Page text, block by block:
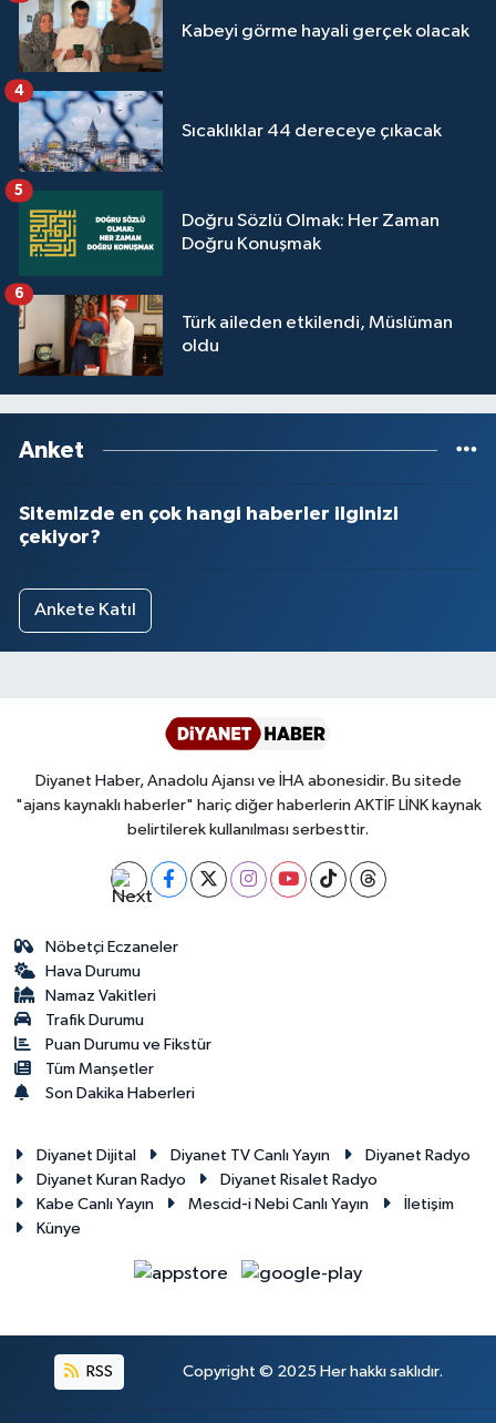
Kabeyi görme hayali gerçek olacak
Sıcaklıklar 44 dereceye çıkacak
4
Doğru Sözlü Olmak: Her Zaman
Doğru Konuşmak
5
Türk aileden etkilendi, Müslüman
oldu
6
Anket
Sitemizde en çok hangi haberler ilginizi
çekiyor?
Ankete Katıl
Diyanet Haber, Anadolu Ajansı ve İHA abonesidir. Bu sitede
"ajans kaynaklı haberler" hariç diğer haberlerin AKTİF LİNK kaynak
belirtilerek kullanılması serbesttir.
Nöbetçi Eczaneler
Hava Durumu
Namaz Vakitleri
Trafik Durumu
Puan Durumu ve Fikstür
Tüm Manşetler
Son Dakika Haberleri
Diyanet Dijital Diyanet TV Canlı Yayın
Diyanet Radyo
Diyanet Kuran Radyo
Diyanet Risalet Radyo
Kabe Canlı Yayın
Mescid-i Nebi Canlı Yayın
İletişim
Künye
RSS Copyright © 2025 Her hakkı saklıdır.